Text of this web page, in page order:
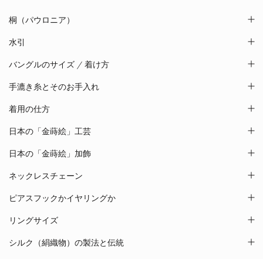
桐（パウロニア）
水引
バングルのサイズ / 着け方
手漉き糸とそのお手入れ
着用の仕方
日本の「金蒔絵」工芸
日本の「金蒔絵」加飾
ネックレスチェーン
ピアスフックかイヤリングか
リングサイズ
シルク（絹織物）の製法と伝統